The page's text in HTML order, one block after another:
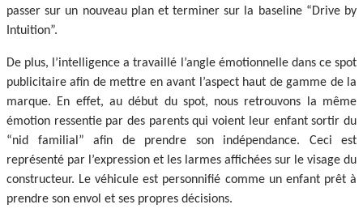
passer sur un nouveau plan et terminer sur la baseline “Drive by
Intuition”.
De plus, l’intelligence a travaillé l’angle émotionnelle dans ce spot
publicitaire afin de mettre en avant l’aspect haut de gamme de la
marque. En effet, au début du spot, nous retrouvons la même
émotion ressentie par des parents qui voient leur enfant sortir du
“nid familial” afin de prendre son indépendance. Ceci est
représenté par l’expression et les larmes affichées sur le visage du
constructeur. Le véhicule est personnifié comme un enfant prêt à
prendre son envol et ses propres décisions.